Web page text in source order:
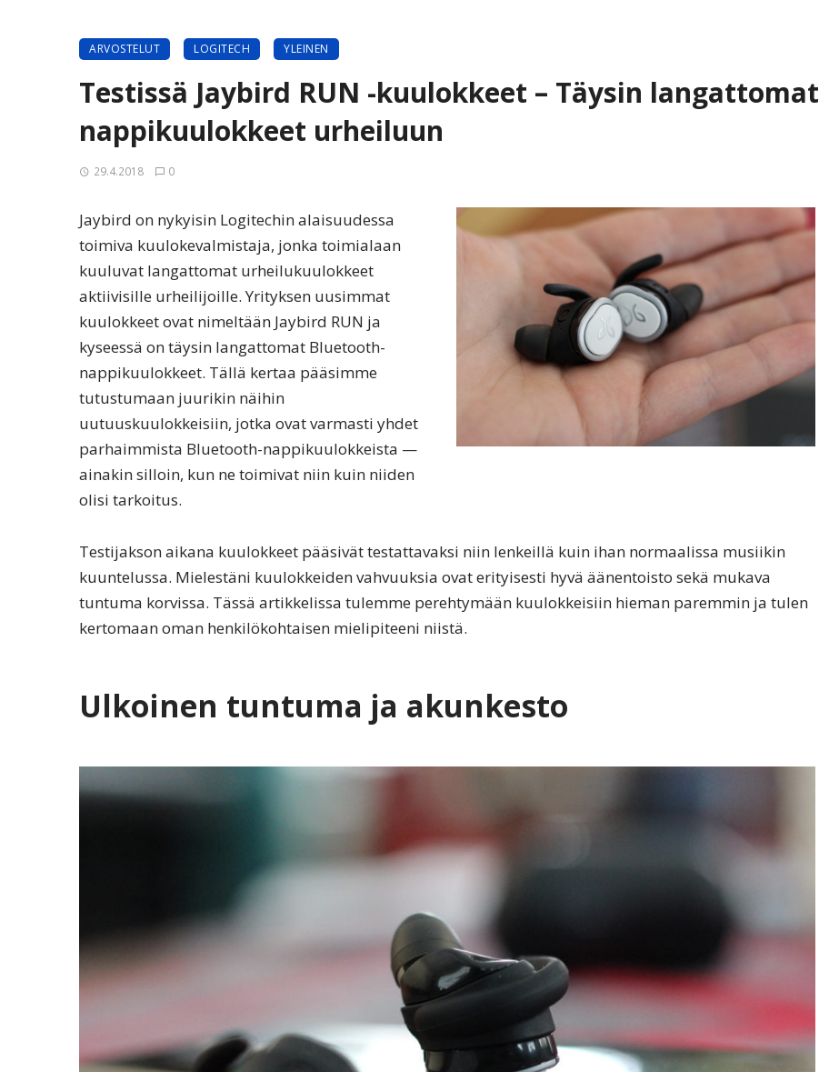
ARVOSTELUT LOGITECH YLEINEN
Testissä Jaybird RUN -kuulokkeet – Täysin langattomat
nappikuulokkeet urheiluun
29.4.2018 0
Jaybird on nykyisin Logitechin alaisuudessa
toimiva kuulokevalmistaja, jonka toimialaan
kuuluvat langattomat urheilukuulokkeet
aktiivisille urheilijoille. Yrityksen uusimmat
kuulokkeet ovat nimeltään Jaybird RUN ja
kyseessä on täysin langattomat Bluetooth-
nappikuulokkeet. Tällä kertaa pääsimme
tutustumaan juurikin näihin
uutuuskuulokkeisiin, jotka ovat varmasti yhdet
parhaimmista Bluetooth-nappikuulokkeista —
ainakin silloin, kun ne toimivat niin kuin niiden
olisi tarkoitus.
Testijakson aikana kuulokkeet pääsivät testattavaksi niin lenkeillä kuin ihan normaalissa musiikin
kuuntelussa. Mielestäni kuulokkeiden vahvuuksia ovat erityisesti hyvä äänentoisto sekä mukava
tuntuma korvissa. Tässä artikkelissa tulemme perehtymään kuulokkeisiin hieman paremmin ja tulen
kertomaan oman henkilökohtaisen mielipiteeni niistä.
Ulkoinen tuntuma ja akunkesto